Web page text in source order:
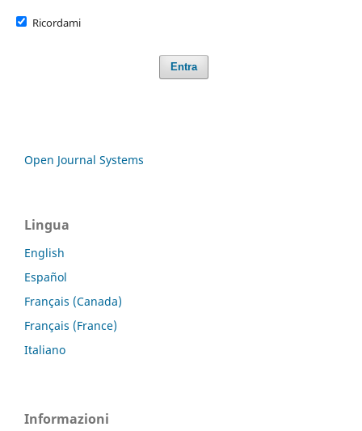
Ricordami
Entra
Open Journal Systems
Lingua
English
Español
Français (Canada)
Français (France)
Italiano
Informazioni